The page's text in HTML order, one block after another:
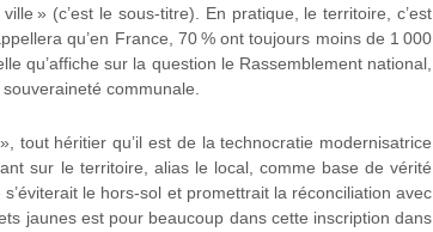
» (c’est le sous-titre). En pratique, le territoire, c’est
qu’en France, 70 % ont toujours moins de 1 000
qu’affiche sur la question le Rassemblement national,
communale.
tout héritier qu’il est de la technocratie modernisatrice
sur le territoire, alias le local, comme base de vérité
le hors-sol et promettrait la réconciliation avec
jaunes est pour beaucoup dans cette inscription dans